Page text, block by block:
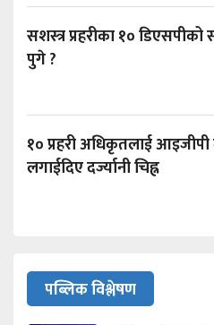
सशस्त्र प्रहरीका १०
पुगे ?
१० प्रहरी अधिकृतलाई आइजीपी
लगाईदिए दर्ज्यानी चिह्न
पब्लिक विश्लेषण